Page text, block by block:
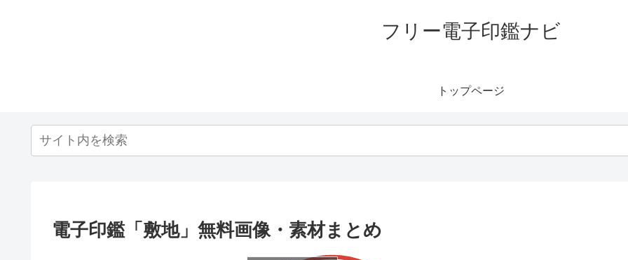
フリー電子印鑑ナビ
トップページ
電子印鑑「敷地」無料画像・素材まとめ